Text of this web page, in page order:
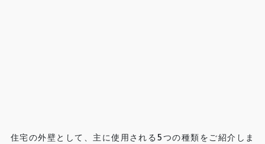
住宅の外壁として、主に使用される5つの種類をご紹介しま